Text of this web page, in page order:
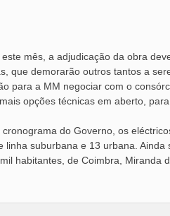
mês, a adjudicação da obra
que demorarão outros tantos a
para a MM negociar com o
opções técnicas em aberto,
do Governo, os
suburbana e 13 urbana.
habitantes, de Coimbra, Miranda